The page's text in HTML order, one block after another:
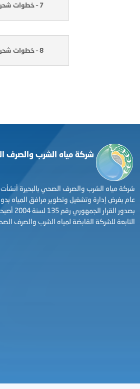
7 – خطوات شحن كارت مسبوق الدفع (خدمة عملاء – فورى)
8 – خطوات شحن كارت مسبوق الدفع (من على الموبايل)
شركة مياه الشرب والصرف
عام بغرض إدارة وتشغيل وتطوير مرافق المياه
بصدور
التابعة للشركة القابضة لمياه الشرب والصرف